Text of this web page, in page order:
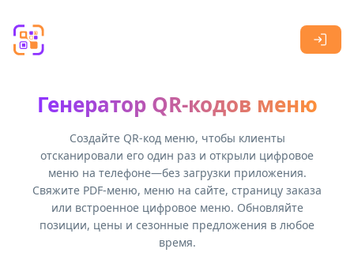
Генератор QR-кодов меню
Создайте QR-код меню, чтобы клиенты
отсканировали его один раз и открыли цифровое
меню на телефоне—без загрузки приложения.
Свяжите PDF-меню, меню на сайте, страницу заказа
или встроенное цифровое меню. Обновляйте
позиции, цены и сезонные предложения в любое
время.